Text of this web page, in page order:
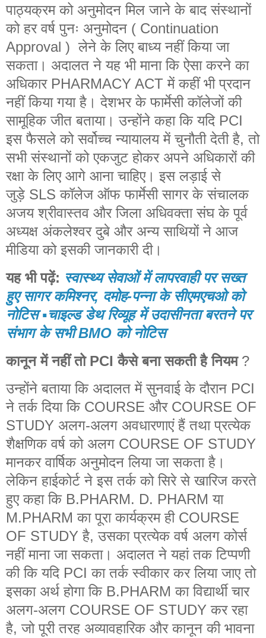
पाठ्यक्रम को अनुमोदन मिल जाने के बाद संस्थानों
को हर वर्ष पुनः अनुमोदन ( Continuation
Approval ) लेने के लिए बाध्य नहीं किया जा
सकता। अदालत ने यह भी माना कि ऐसा करने का
अधिकार PHARMACY ACT में कहीं भी प्रदान
नहीं किया गया है। देशभर के फार्मेसी कॉलेजों की
सामूहिक जीत बताया। उन्होंने कहा कि यदि PCI
इस फैसले को सर्वोच्च न्यायालय में चुनौती देती है, तो
सभी संस्थानों को एकजुट होकर अपने अधिकारों की
रक्षा के लिए आगे आना चाहिए। इस लड़ाई से
जुड़े SLS कॉलेज ऑफ फार्मेसी सागर के संचालक
अजय श्रीवास्तव और जिला अधिवक्ता संघ के पूर्व
अध्यक्ष अंकलेश्वर दुबे और अन्य साथियों ने आज
मीडिया को इसकी जानकारी दी।
यह भी पढ़ें: स्वास्थ्य सेवाओं में लापरवाही पर सख्त
हुए सागर कमिश्नर, दमोह-पन्ना के सीएमएचओ को
नोटिस ▪️चाइल्ड डेथ रिव्यूह में उदासीनता बरतने पर
संभाग के सभी BMO को नोटिस
कानून में नहीं तो PCI कैसे बना सकती है नियम ?
उन्होंने बताया कि अदालत में सुनवाई के दौरान PCI
ने तर्क दिया कि COURSE और COURSE OF
STUDY अलग-अलग अवधारणाएं हैं तथा प्रत्येक
शैक्षणिक वर्ष को अलग COURSE OF STUDY
मानकर वार्षिक अनुमोदन लिया जा सकता है।
लेकिन हाईकोर्ट ने इस तर्क को सिरे से खारिज करते
हुए कहा कि B.PHARM. D. PHARM या
M.PHARM का पूरा कार्यक्रम ही COURSE
OF STUDY है, उसका प्रत्येक वर्ष अलग कोर्स
नहीं माना जा सकता। अदालत ने यहां तक टिप्पणी
की कि यदि PCI का तर्क स्वीकार कर लिया जाए तो
इसका अर्थ होगा कि B.PHARM का विद्यार्थी चार
अलग-अलग COURSE OF STUDY कर रहा
है, जो पूरी तरह अव्यावहारिक और कानून की भावना